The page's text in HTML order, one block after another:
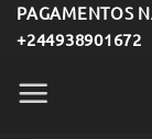
Skip
to
content
PAGAMENTOS
+244938901672